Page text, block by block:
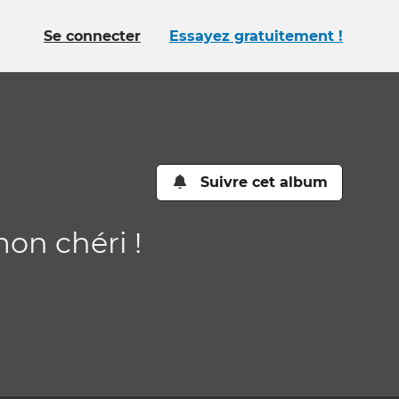
Se connecter Essayez gratuitement !
Suivre cet album
chéri !